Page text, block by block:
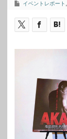
イベントレポート